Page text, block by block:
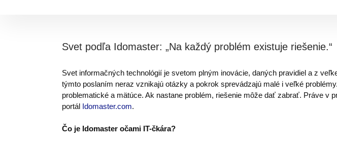
Svet podľa Idomaster: „Na každý problém existuje riešenie.“
Svet informačných technológií je svetom plným inovácie, daných pravidiel a z
týmto poslaním neraz vznikajú otázky a pokrok sprevádzajú malé i veľké
problematické a mätúce. Ak nastane problém, riešenie môže dať zabrať. Práve
portál Idomaster.com.
Čo je Idomaster očami IT-čkára?